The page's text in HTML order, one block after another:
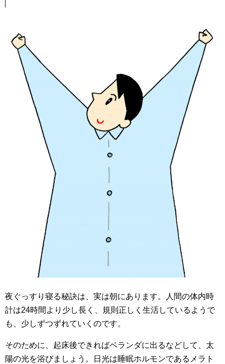
夜ぐっすり寝る秘訣は、実は朝にあります。人間の体内時
計は24時間より少し長く、規則正しく生活しているようで
も、少しずつずれていくのです。
そのために、起床後できればベランダに出るなどして、太
陽の光を浴びましょう。日光は睡眠ホルモンであるメラト